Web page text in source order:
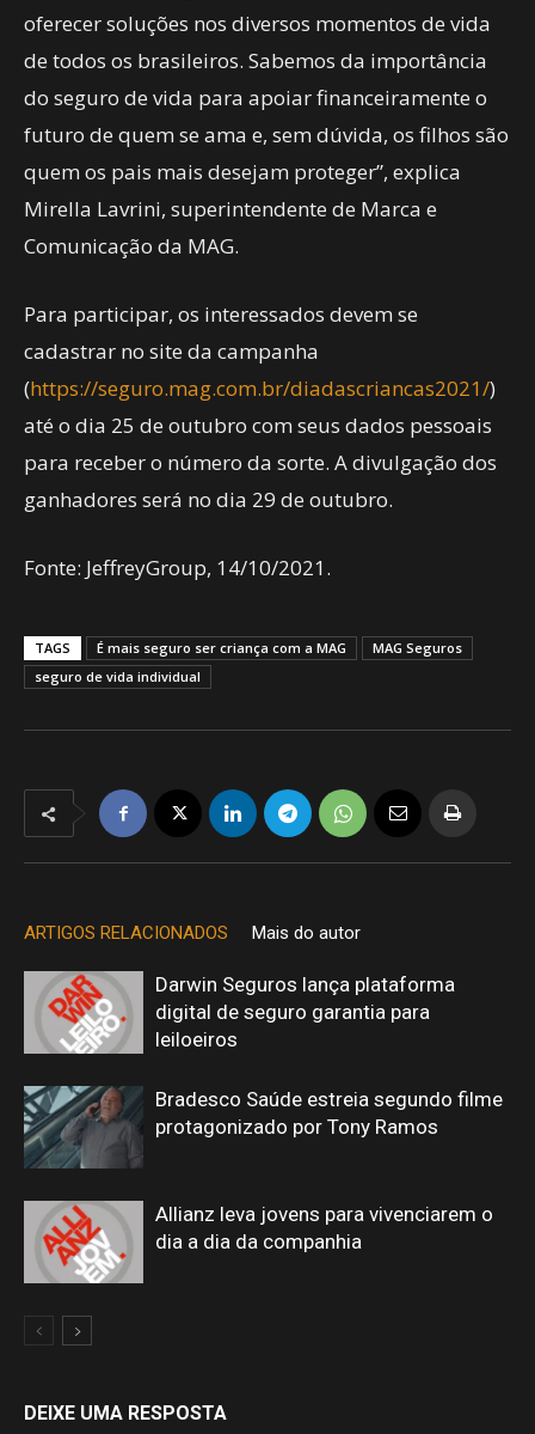
oferecer soluções nos diversos momentos de vida
de todos os brasileiros. Sabemos da importância
do seguro de vida para apoiar financeiramente o
futuro de quem se ama e, sem dúvida, os filhos são
quem os pais mais desejam proteger”, explica
Mirella Lavrini, superintendente de Marca e
Comunicação da MAG.
Para participar, os interessados devem se
cadastrar no site da campanha
(https://seguro.mag.com.br/diadascriancas2021/)
até o dia 25 de outubro com seus dados pessoais
para receber o número da sorte. A divulgação dos
ganhadores será no dia 29 de outubro.
Fonte: JeffreyGroup, 14/10/2021.
TAGS É mais seguro ser criança com a MAG
MAG Seguros
seguro de vida individual
ARTIGOS RELACIONADOS Mais do autor
Darwin Seguros lança plataforma
digital de seguro garantia para
leiloeiros
Bradesco Saúde estreia segundo filme
protagonizado por Tony Ramos
Allianz leva jovens para vivenciarem o
dia a dia da companhia
DEIXE UMA RESPOSTA